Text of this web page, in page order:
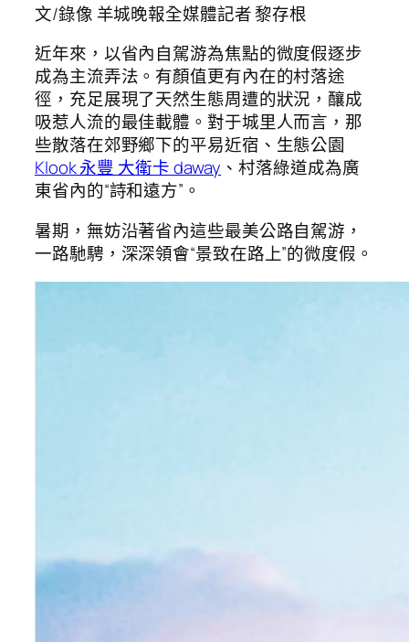
文/錄像 羊城晚報全媒體記者 黎存根
近年來，以省內自駕游為焦點的微度假逐步
成為主流弄法。有顏值更有內在的村落途
徑，充足展現了天然生態周遭的狀況，釀成
吸惹人流的最佳載體。對于城里人而言，那
些散落在郊野鄉下的平易近宿、生態公園
Klook 永豐 大衛卡 daway 、村落綠道成為廣
東省內的“詩和遠方”。
暑期，無妨沿著省內這些最美公路自駕游，
一路馳騁，深深領會“景致在路上”的微度假。